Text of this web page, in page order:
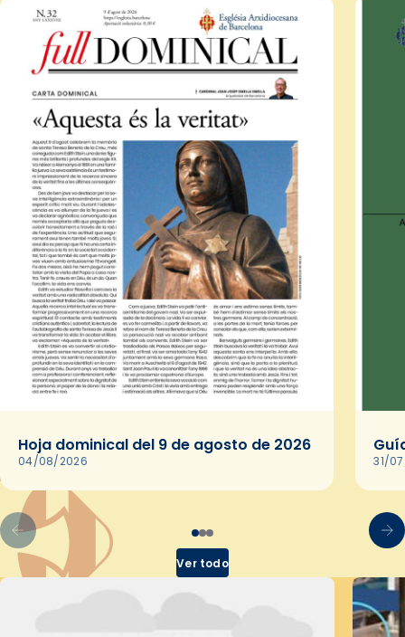
Hoja dominical del 9 de agosto de 2026
04/08/2026 31/
Ver todo